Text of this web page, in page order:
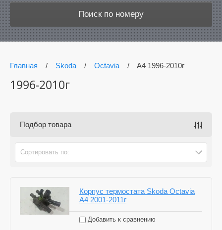
Поиск по номеру
Главная / Skoda / Octavia / A4 1996-2010г
1996-2010г
Подбор товара
Сортировать по:
Корпус термостата Skoda Octavia
A4 2001-2011г
Добавить к сравнению